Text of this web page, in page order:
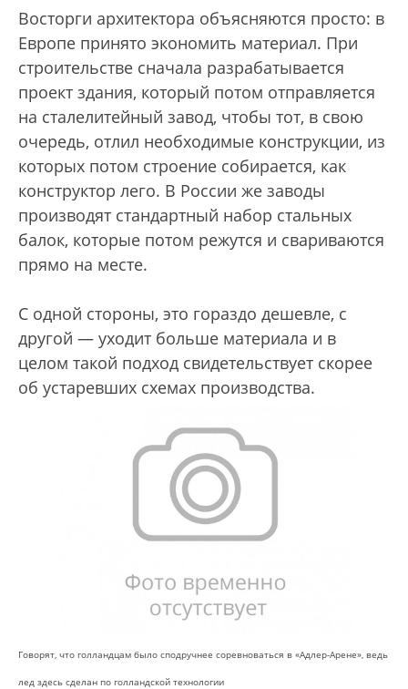
Восторги архитектора объясняются просто: в
Европе принято экономить материал. При
строительстве сначала разрабатывается
проект здания, который потом отправляется
на сталелитейный завод, чтобы тот, в свою
очередь, отлил необходимые конструкции, из
которых потом строение собирается, как
конструктор лего. В России же заводы
производят стандартный набор стальных
балок, которые потом режутся и свариваются
прямо на месте.
С одной стороны, это гораздо дешевле, с
другой — уходит больше материала и в
целом такой подход свидетельствует скорее
об устаревших схемах производства.
Говорят, что голландцам было сподручнее соревноваться в «Адлер-Арене», ведь
лед здесь сделан по голландской технологии